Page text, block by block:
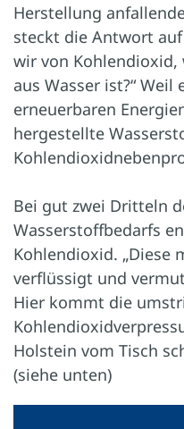
Herstellung
steckt die Antwort auf
wir von Kohlendioxid,
aus Wasser ist?“
erneuerbaren
hergestellte
Bei gut zwei Dritteln
Wasserstoffbedarfs
Kohlendioxid. „Diese
verflüssigt und
Hier kommt die
Holstein vom Tisch
(siehe unten)